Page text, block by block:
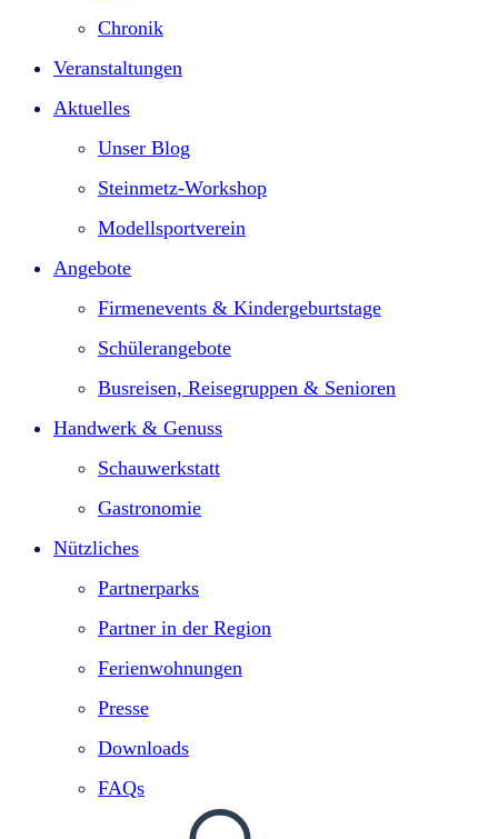
Chronik
Veranstaltungen
Aktuelles
Unser Blog
Steinmetz-Workshop
Modellsportverein
Angebote
Firmenevents & Kindergeburtstage​
Schülerangebote
Busreisen, Reisegruppen & Senioren
Handwerk & Genuss
Schauwerkstatt
Gastronomie
Nützliches
Partnerparks
Partner in der Region
Ferienwohnungen
Presse
Downloads
FAQs